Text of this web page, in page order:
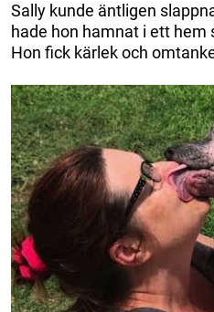
Sally kunde äntligen
hade hon hamnat i ett hem
Hon fick kärlek och